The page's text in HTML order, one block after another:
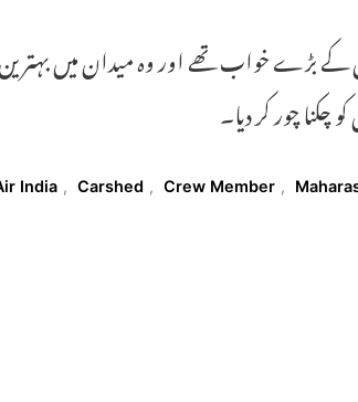
کے بڑے خواب تھے اور وہ میدان میں
چور کر دیا۔
India , Carshed , Crew Member ,